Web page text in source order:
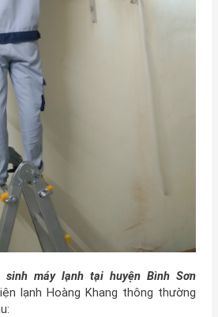
sinh máy lạnh tại huyện Bình Sơn
lạnh Hoàng Khang thông thường